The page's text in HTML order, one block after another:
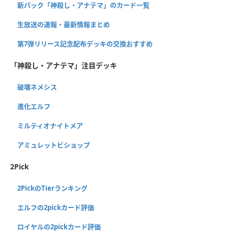
新パック「神殺し・アナテマ」のカード一覧
生放送の速報・最新情報まとめ
第7弾リリース記念配布デッキの交換おすすめ
「神殺し・アナテマ」注目デッキ
破壊ネメシス
進化エルフ
ミルティオナイトメア
アミュレットビショップ
2Pick
2PickのTierランキング
エルフの2pickカード評価
ロイヤルの2pickカード評価